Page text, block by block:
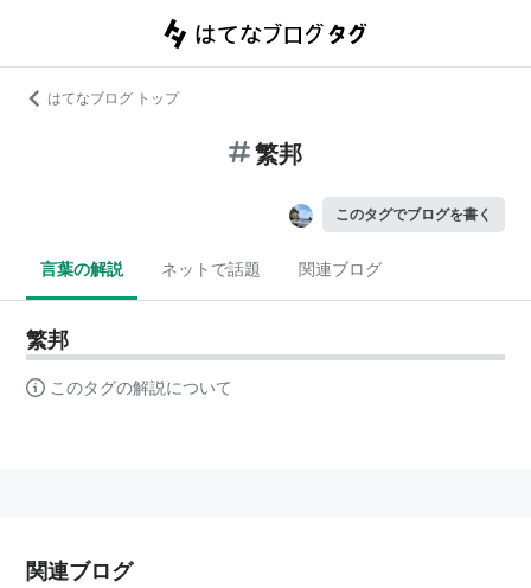
はてなブログ トップ
繁邦
このタグでブログを書く
言葉の解説 ネットで話題 関連ブログ
繁邦
このタグの解説について
関連ブログ